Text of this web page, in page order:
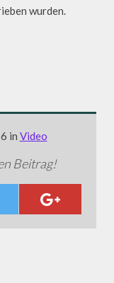
wurden.
in Video
Beitrag!